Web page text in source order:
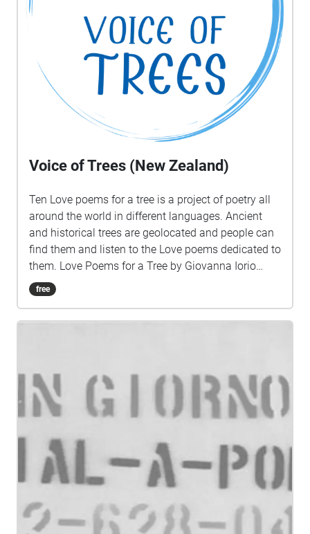
Voice of Trees (New Zealand)
Ten Love poems for a tree is a project of poetry all
around the world in different languages. Ancient
and historical trees are geolocated and people can
find them and listen to the Love poems dedicated to
them. Love Poems for a Tree by Giovanna Iorio
Translation by Marco Sonzogni Male voice Marco
Sonzogni Female voice Charlotte Chadwick-Jones
appears to be rising alone out the water, a symbol
of hope.
free